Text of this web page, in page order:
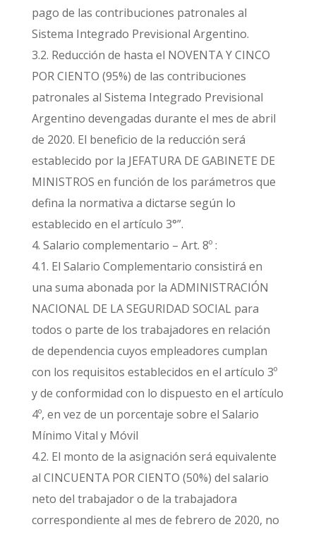
pago de las contribuciones patronales al
Sistema Integrado Previsional Argentino.
3.2. Reducción de hasta el NOVENTA Y CINCO
POR CIENTO (95%) de las contribuciones
patronales al Sistema Integrado Previsional
Argentino devengadas durante el mes de abril
de 2020. El beneficio de la reducción será
establecido por la JEFATURA DE GABINETE DE
MINISTROS en función de los parámetros que
defina la normativa a dictarse según lo
establecido en el artículo 3°”.
4. Salario complementario – Art. 8º :
4.1. El Salario Complementario consistirá en
una suma abonada por la ADMINISTRACIÓN
NACIONAL DE LA SEGURIDAD SOCIAL para
todos o parte de los trabajadores en relación
de dependencia cuyos empleadores cumplan
con los requisitos establecidos en el artículo 3º
y de conformidad con lo dispuesto en el artículo
4º, en vez de un porcentaje sobre el Salario
Mínimo Vital y Móvil
4.2. El monto de la asignación será equivalente
al CINCUENTA POR CIENTO (50%) del salario
neto del trabajador o de la trabajadora
correspondiente al mes de febrero de 2020, no